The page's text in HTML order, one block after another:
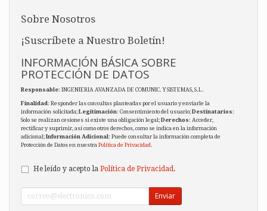
Sobre Nosotros
¡Suscríbete a Nuestro Boletín!
INFORMACIÓN BÁSICA SOBRE
PROTECCIÓN DE DATOS
Responsable: INGENIERIA AVANZADA DE COMUNIC. Y SISTEMAS, S.L.
Finalidad: Responder las consultas planteadas por el usuario y enviarle la
información solicitada;Legitimación: Consentimiento del usuario;Destinatarios:
Solo se realizan cesiones si existe una obligación legal;Derechos: Acceder,
rectificar y suprimir, así como otros derechos, como se indica en la información
adicional;Información Adicional: Puede consultar la información completa de
Protección de Datos en nuestra Política de Privacidad.
He leído y acepto la Política de Privacidad .
Enviar